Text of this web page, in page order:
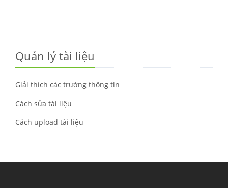
Quản lý tài liệu
Giải thích các trường thông tin
Cách sửa tài liệu
Cách upload tài liệu